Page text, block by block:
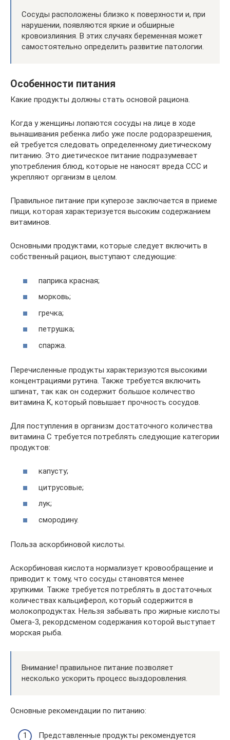
Сосуды расположены близко к поверхности и, при
нарушении, появляются яркие и обширные
кровоизлияния. В этих случаях беременная может
самостоятельно определить развитие патологии.
Особенности питания
Какие продукты должны стать основой рациона.
Когда у женщины лопаются сосуды на лице в ходе
вынашивания ребенка либо уже после родоразрешения,
ей требуется следовать определенному диетическому
питанию. Это диетическое питание подразумевает
употребления блюд, которые не наносят вреда ССС и
укрепляют организм в целом.
Правильное питание при куперозе заключается в приеме
пищи, которая характеризуется высоким содержанием
витаминов.
Основными продуктами, которые следует включить в
собственный рацион, выступают следующие:
паприка красная;
морковь;
гречка;
петрушка;
спаржа.
Перечисленные продукты характеризуются высокими
концентрациями рутина. Также требуется включить
шпинат, так как он содержит большое количество
витамина K, который повышает прочность сосудов.
Для поступления в организм достаточного количества
витамина C требуется потреблять следующие категории
продуктов:
капусту;
цитрусовые;
лук;
смородину.
Польза аскорбиновой кислоты.
Аскорбиновая кислота нормализует кровообращение и
приводит к тому, что сосуды становятся менее
хрупкими. Также требуется потреблять в достаточных
количествах кальциферол, который содержится в
молокопродуктах. Нельзя забывать про жирные кислоты
Омега-3, рекордсменом содержания которой выступает
морская рыба.
Внимание! правильное питание позволяет
несколько ускорить процесс выздоровления.
Основные рекомендации по питанию:
Представленные продукты рекомендуется